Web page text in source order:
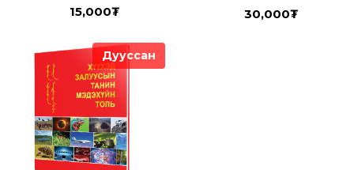
15,000₮ 30,000₮
Дууссан